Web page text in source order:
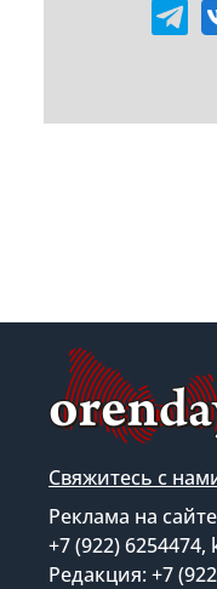
Свяжитесь с
Реклама на
+7 (922)
Редакция: +7